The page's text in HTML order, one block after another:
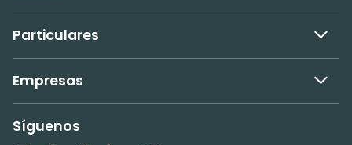
Particulares
Empresas
Síguenos